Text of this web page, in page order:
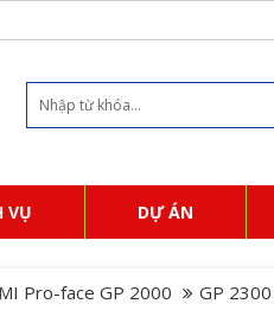
VỤ DỰ ÁN
Pro-face GP 2000
GP